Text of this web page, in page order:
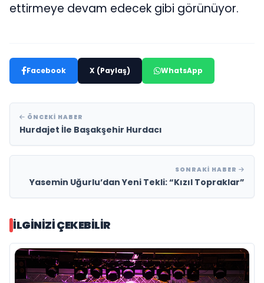
ettirmeye devam edecek gibi görünüyor.
Facebook X (Paylaş) WhatsApp
ÖNCEKI HABER
Hurdajet İle Başakşehir Hurdacı
SONRAKI HABER
Yasemin Uğurlu’dan Yeni Tekli: “Kızıl Topraklar”
İLGINIZI ÇEKEBILIR